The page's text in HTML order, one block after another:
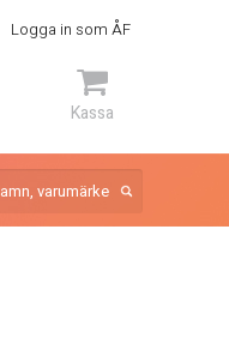
Logga in som ÅF
Kassa
ARTIKEL